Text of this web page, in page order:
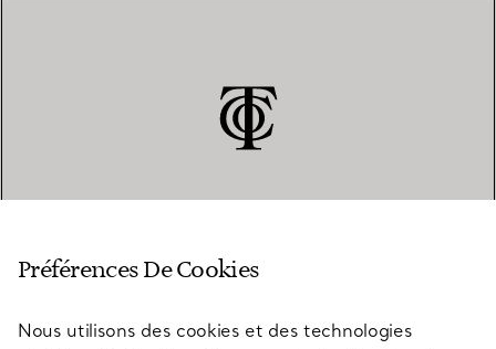
SERVICES
Préférences De Cookies
Nous utilisons des cookies et des technologies